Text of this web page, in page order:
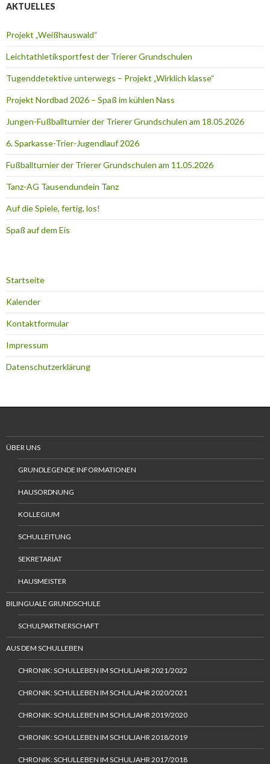
AKTUELLES
Projekt „Weißhauswald“
Leichtathletiksportfest der Trierer Grundschulen
Tugenddetektive unterwegs – Projekt „Wirklich klasse“
Projekt Nordbad 2026 – Spaß im kühlen Nass
Jungen-Fußballturnier der Trierer Grundschulen am 18.05.2026
6. Sparkasse-Trier-Jugendlauf 2026
Fußballturnier der Trierer Grundschulen am 11.05.2026
Tanz-AG Tausendundein Tanz
Auf die Spiele, fertig, los!
Spaß auf dem Eis
Startseite
Kalender
Kontaktformular
Impressum
Datenschutzerklärung
ÜBER UNS
GRUNDLEGENDE INFORMATIONEN
HAUSORDNUNG
KOLLEGIUM
SCHULLEITUNG
SEKRETARIAT
HAUSMEISTER
BILINGUALE GRUNDSCHULE
SCHULPARTNERSCHAFT
AUS DEM SCHULLEBEN
CHRONIK: SCHULLEBEN IM SCHULJAHR 2021/2022
CHRONIK: SCHULLEBEN IM SCHULJAHR 2020/2021
CHRONIK: SCHULLEBEN IM SCHULJAHR 2019/2020
CHRONIK: SCHULLEBEN IM SCHULJAHR 2018/2019
CHRONIK: SCHULLEBEN IM SCHULJAHR 2017/2018